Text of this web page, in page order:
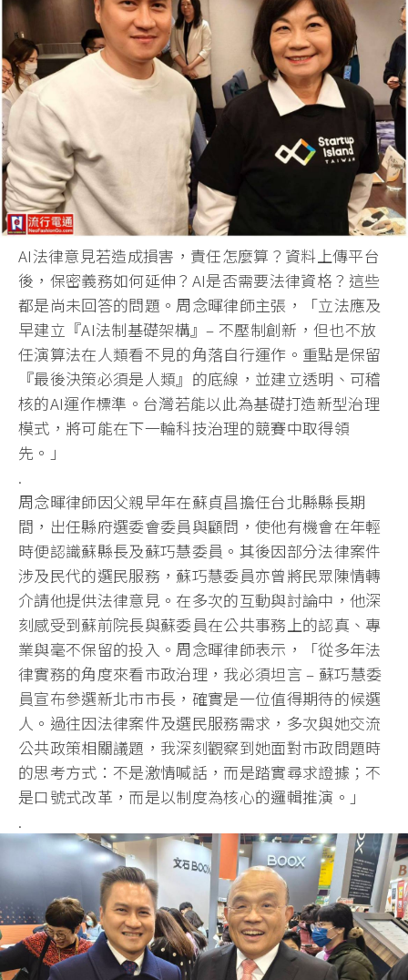
AI法律意見若造成損害，責任怎麼算？資料上傳平台
後， 保密義務如何延伸？AI是否需要法律資格？ 這些
都是尚未回答的問題。周念暉律師主張，「立法應及
早建立『AI法制基礎架構』– 不壓制創新，但也不放
任演算法在人類看不見的角落自行運作。 重點是保留
『最後決策必須是人類』的底線，並建立透明、 可稽
核的AI運作標準。台灣若能以此為基礎打造新型治理
模式， 將可能在下一輪科技治理的競賽中取得領
先。」
.
周念暉律師因父親早年在蘇貞昌擔任台北縣縣長期
間， 出任縣府選委會委員與顧問，使他有機會在年輕
時便認識蘇縣長及蘇巧慧委員。 其後因部分法律案件
涉及民代的選民服務， 蘇巧慧委員亦曾將民眾陳情轉
介請他提供法律意見。 在多次的互動與討論中，他深
刻感受到蘇前院長與蘇委員在公共事務上的認真、 專
業與毫不保留的投入。周念暉律師表示，「從多年法
律實務的角度來看市政治理，我必須坦言 – 蘇巧慧委
員宣布參選新北市市長，確實是一位值得期待的候選
人。 過往因法律案件及選民服務需求，多次與她交流
公共政策相關議題， 我深刻觀察到她面對市政問題時
的思考方式：不是激情喊話， 而是踏實尋求證據；不
是口號式改革， 而是以制度為核心的邏輯推演。」
.